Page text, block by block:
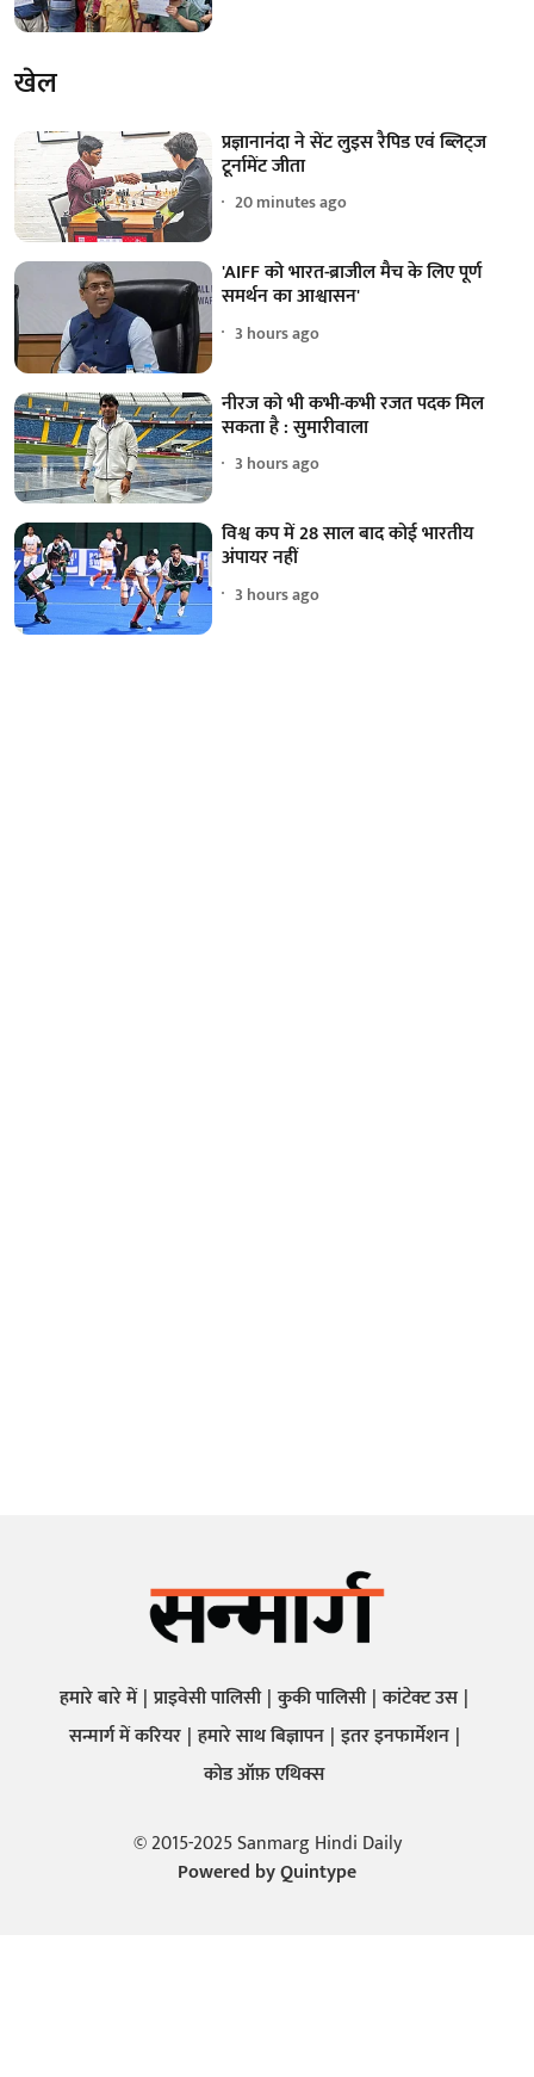
खेल
प्रज्ञानानंदा ने सेंट लुइस रैपिड एवं ब्लिट्ज
टूर्नामेंट जीता
20 minutes ago
'AIFF को भारत-ब्राजील मैच के लिए पूर्ण
समर्थन का आश्वासन'
3 hours ago
नीरज को भी कभी-कभी रजत पदक मिल
सकता है : सुमारीवाला
3 hours ago
विश्व कप में 28 साल बाद कोई भारतीय
अंपायर नहीं
3 hours ago
हमारे बारे में प्राइवेसी पालिसी कुकी पालिसी कांटेक्ट उस
सन्मार्ग में करियर हमारे साथ बिज्ञापन इतर इनफार्मेशन
कोड ऑफ़ एथिक्स
© 2015-2025 Sanmarg Hindi Daily
Powered byQuintype